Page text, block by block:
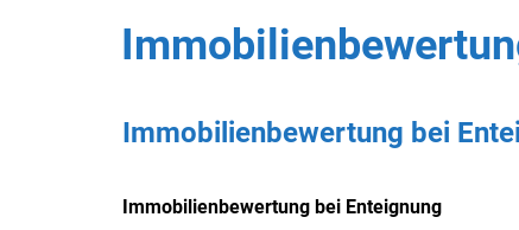
Immobilienbewertung bei
Immobilienbewertung bei Enteignung